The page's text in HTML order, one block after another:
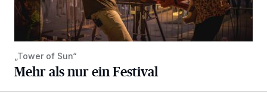
„Tower of Sun“
Mehr als nur ein Festival